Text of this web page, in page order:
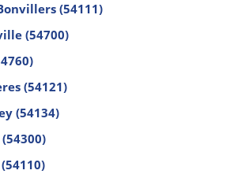
(54111)
(54700)
(54121)
(54134)